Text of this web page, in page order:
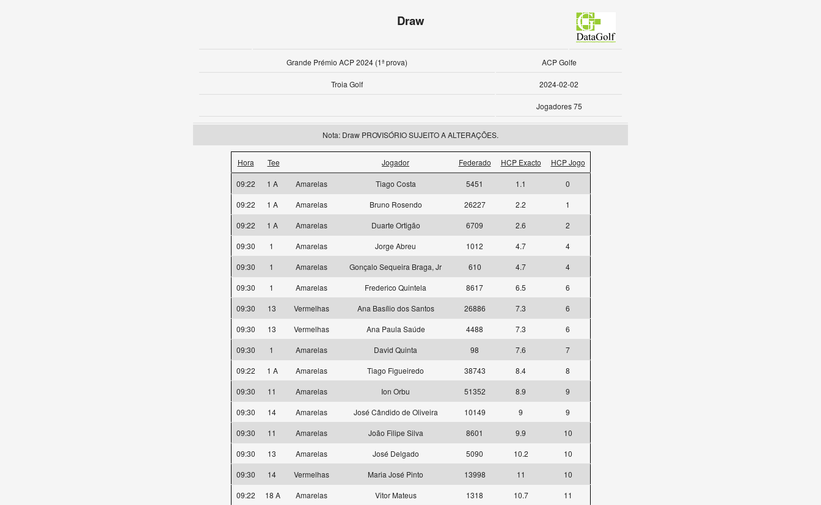
Draw
Grande Prémio ACP 2024 (1ª prova) ACP Golfe
Troia Golf 2024-02-02
Jogadores 75
Nota: Draw PROVISÓRIO SUJEITO A ALTERAÇÕES.
Hora Tee Jogador Federado HCP Exacto HCP Jogo
09:22 1 A Amarelas Tiago Costa 5451 1.1
0
09:22
1 A Amarelas Bruno Rosendo 26227 2.2
1
09:22
1 A Amarelas Duarte Ortigão 6709 2.6
2
09:30
1 Amarelas Jorge Abreu 1012 4.7
4
09:30
1 Amarelas Gonçalo Sequeira Braga, Jr 610 4.7
4
09:30
1 Amarelas Frederico Quintela 8617 6.5
6
09:30
13 Vermelhas Ana Basílio dos Santos 26886 7.3
6
09:30
13 Vermelhas Ana Paula Saúde 4488 7.3
6
09:30
1 Amarelas David Quinta 98 7.6
7
09:22
1 A Amarelas Tiago Figueiredo 38743 8.4
8
09:30
11 Amarelas Ion Orbu 51352 8.9
9
09:30
14 Amarelas José Cândido de Oliveira 10149 9
9
09:30
11 Amarelas João Filipe Silva 8601 9.9
10
09:30
13 Amarelas José Delgado 5090 10.2
10
09:30
14 Vermelhas Maria José Pinto 13998 11
10
09:22
18 A Amarelas Vitor Mateus 1318 10.7
11